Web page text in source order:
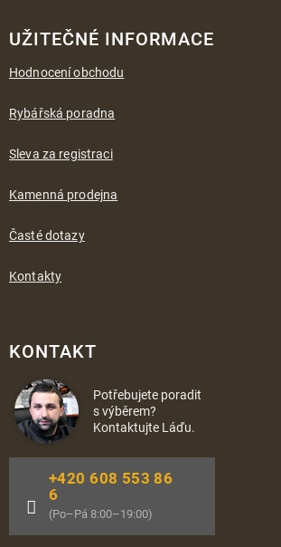
UŽITEČNÉ INFORMACE
Hodnocení obchodu
Rybářská poradna
Sleva za registraci
Kamenná prodejna
Časté dotazy
Kontakty
KONTAKT
Potřebujete poradit
s výběrem?
Kontaktujte Láďu.
+420 608 553 86
6
(Po–Pá 8:00–19:00)